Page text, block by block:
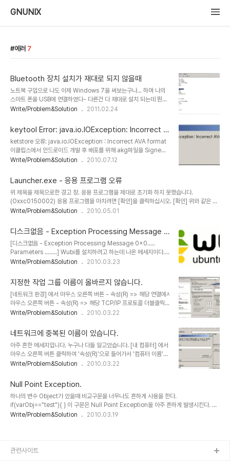
GNUNIX
에러 7
Bluetooth 장치 설치가 재대로 되지 않을때
노트북 구입으로 나도 이제 Windows 7을 써보는구나... 하며 나의
스마트 폰을 USB에 연결하였다- 다른건 다 재대로 설치 되는데 뭔가
모를 하나가 실패하며.... 나의 컴퓨터에 저런 찜찜하고 불결한 느낌표
노트북이다. 각 제조사마다 "스텍"이라는걸 제공한다고는 하는데 솔
직히 그건 뭔지 모르겠고- 나의 HP 노트북의 경우 HP 홈페이지 접
속. 우리나라사이트 보다는 해외사이트가 좀더 검색이 잘된다는건 내
생각. [Software Support for HP Integrated Module with
Bluetooth Wireless Technology] 로 검색하면 각 OS별 링크가
Write/Problem&Solution 2011.02.24
keytool Error: java.io.IOException: Incorrect A
VA format
ketstore 오류: java.io.IOException : Incorrect AVA format
이클립스에서 안드로이드 개발 후 배포를 위해 akg파일을 Signed
Export하려고 할때 발생하는 오류이다. 결론은 한마디로.... '이전'으
delete(remove) Special Character(ex : comma) 그리고 다
시 하면 잘 된다.
Write/Problem&Solution 2010.07.12
Launcher.exe - 응용 프로그램 오류
위 제목을 제목으로한 경고 창. 응용 프로그램을 제대로 초기화 하지 못했습니다.
(Oxxc0150002) 응용 프로그램을 마치려면 [확인]을 클릭하십시오. [확인] 위와 같은 에
러를 만났다면 아래의 파일을 받아 설치해보시라!!!~ 그러면 또 다른 에러가 뜰 터이니!!~ ㅋ
Write/Problem&Solution 2010.05.01
디스크없음 - Exception Processing Message 0
x0..... Parameters ........
[디스크없음 - Exception Processing Message 0x0.....
Parameters ........] Wubi를 설치하려고 하는데 나온 메세지이다.
난 처음에 XP에서는 되어도 Windows 2003 Server에서는 안되
우리나라 검색엔진에서 잘 안나와서 구글링해서 찾아 알아냈다. 총 정
리!!! 해보자면!!!! 컴퓨터 이름이나 작업그룹에 한글이 포함되어있는지
확인한다. [내 컴퓨터]에서 마우스 오른쪽 버튼 - '속성(R)'을 클릭.
'컴퓨터 이름'텝으로 이동하여 작업 그룹이나 컴퓨터 이름을 확인하고,
변경이 필요한 경우 '변경(C)'버튼을 이용하여 변경한다. 디스크 이름
Write/Problem&Solution 2010.03.23
지정한 작업 그룹 이름이 올바르지 않습니다.
[네트워크 환경] 에서 마우스 오른쪽 버튼 - 속성(R) => 해당 연결에서
마우스 오른쪽 버튼 - 속성(R) => 해당 TCP/IP 프로토콜 더블클릭 -
'고급(V)'버튼 클릭 => 'WINS'텝으로 이동 - NetBIOS설정 '사용안
름이 있습니다. 위 포스팅 참고하여 이름 변경 후 NetBIOS필요하면
다시 설정하시면 됩니다 ^^
Write/Problem&Solution 2010.03.22
네트워크에 중복된 이름이 있습니다.
아주 흔한 메세지입니다. 누구나 다들 알고있습니다. [내 컴퓨터] 에서
마우스 오른쪽 버튼 클릭하여 '속성(R)'으로 들어가서 '컴퓨터 이름'텝
으로 이동하여 '변경(C)'버튼을 누르고 이름은 바꾸어줘야한다는것
업 그룹 이름이 올바르지 않습니다."라는 메세지까지 추가로 뜨는데
이를 어찌한담? 이런 분들을 위해 준비했습니다!~ 2010/03/22 -
[Write/Etc] - 지정한 작업 그룹 이름이 올바르지 않습니다. 이 포스
팅을 따라가보세용!!~ ^^
Write/Problem&Solution 2010.03.22
Null Point Exception.
하나의 변수 Object가 있을때 비교구문을 너무나도 흔하게 사용을 한다.
if(varObj=="test"){ } 이 구문은 Null Point Exception을 아주 흔하게 발생시킨다. 그
래서 몇몇사람들은 이같은 구문을 추가한다. if(varObj==null){ } 하지만 varObj가 null
지저분해진다. 해답은 다음과 같다. if("".equals(x)){ }
Write/Problem&Solution 2010.03.19
관련사이트